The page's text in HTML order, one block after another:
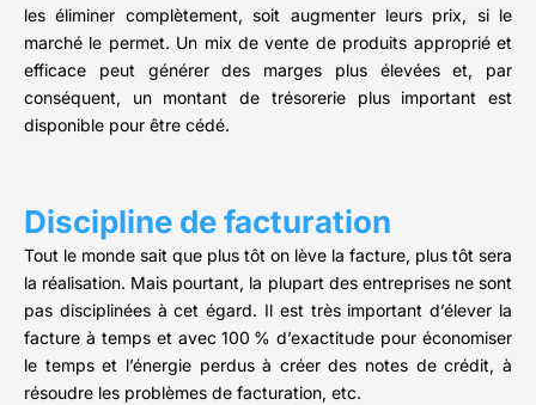
les éliminer complètement, soit augmenter leurs prix, si le
marché le permet. Un mix de vente de produits approprié et
efficace peut générer des marges plus élevées et, par
conséquent, un montant de trésorerie plus important est
disponible pour être cédé.
Discipline de facturation
Tout le monde sait que plus tôt on lève la facture, plus tôt sera
la réalisation. Mais pourtant, la plupart des entreprises ne sont
pas disciplinées à cet égard. Il est très important d’élever la
facture à temps et avec 100 % d’exactitude pour économiser
le temps et l’énergie perdus à créer des notes de crédit, à
résoudre les problèmes de facturation, etc.